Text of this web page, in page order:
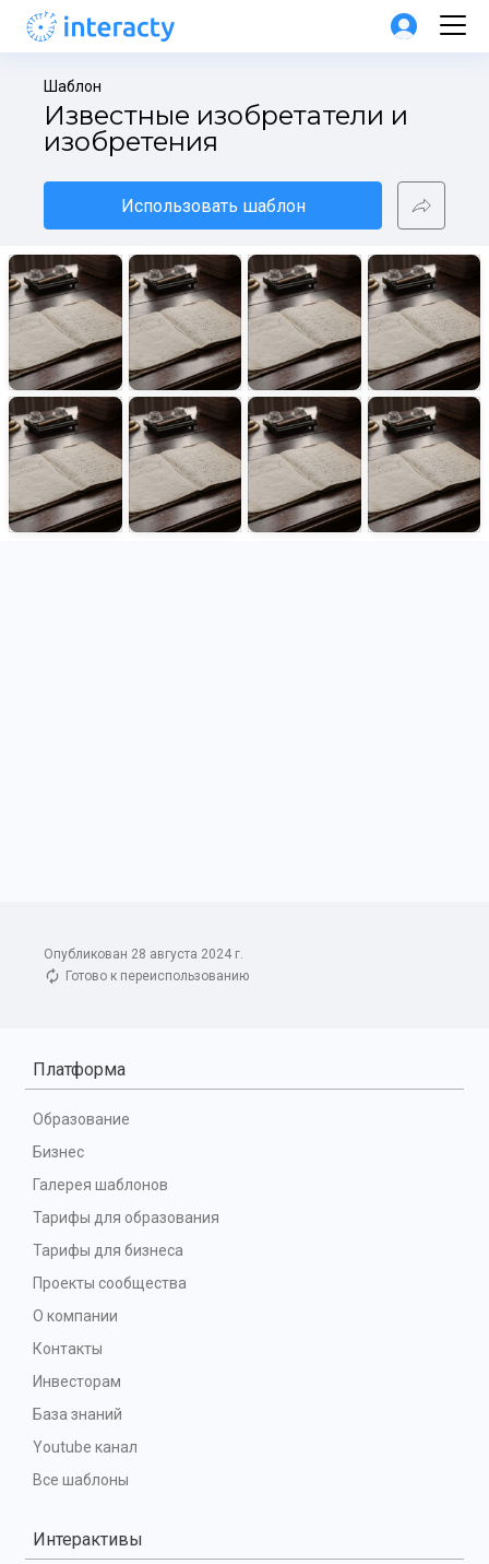
Опубликован 28 августа 2024 г.
Готово к переиспользованию
Шаблон
Известные изобретатели и
изобретения
Использовать шаблон
Платформа
Образование
Бизнес
Галерея шаблонов
Тарифы для образования
Тарифы для бизнеса
Проекты сообщества
О компании
Контакты
Инвесторам
База знаний
Youtube канал
Все шаблоны
Интерактивы